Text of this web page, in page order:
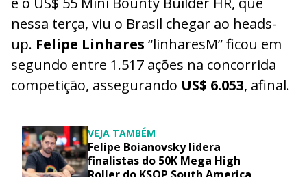
nessa terça, viu o Brasil chegar ao heads-
up. Felipe Linhares “linharesM” ficou em
segundo entre 1.517 ações na concorrida
competição, assegurando US$ 6.053, afinal.
VEJA TAMBÉM
Felipe Boianovsky lidera
finalistas do 50K Mega High